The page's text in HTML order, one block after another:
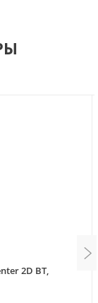
2D BT,